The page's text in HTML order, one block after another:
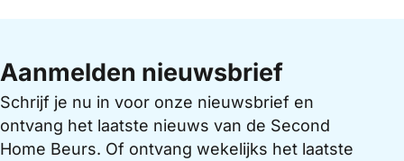
Aanmelden nieuwsbrief
Schrijf je nu in voor onze nieuwsbrief en
ontvang het laatste nieuws van de Second
Home Beurs. Of ontvang wekelijks het laatste